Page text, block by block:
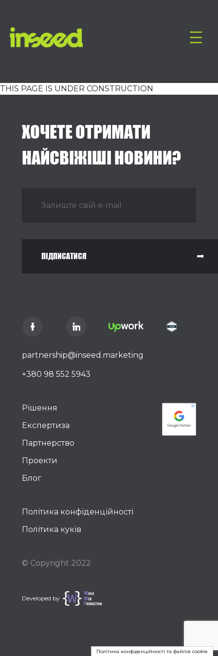
THIS PAGE IS UNDER CONSTRUCTION
ХОЧЕТЕ ОТРИМАТИ
НАЙСВІЖІШІ НОВИНИ?
ПІДПИСАТИСЯ
partnership@inseed.marketing
+380 98 552 5943
Рішення
Експертиза
Партнерство
Проекти
Блог
Політика конфіденційності
Політика куків
Developed by
© Copyright 2022
Політика конфіденційності та файлів cookie